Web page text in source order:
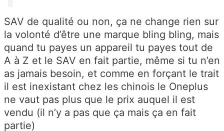
SAV de qualité ou non, ça ne change rien sur
la volonté d’être une marque bling bling, mais
quand tu payes un appareil tu payes tout de
A à Z et le SAV en fait partie, même si tu n’en
as jamais besoin, et comme en forçant le trait
il est inexistant chez les chinois le Oneplus
ne vaut pas plus que le prix auquel il est
vendu (il n’y a pas que ça mais ça en fait
partie)